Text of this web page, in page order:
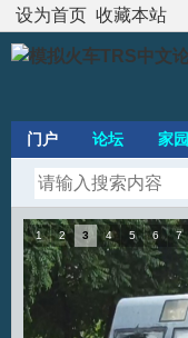
设为首页 收藏本站
门户 论坛 家园
1 2 3 4 5 6 7